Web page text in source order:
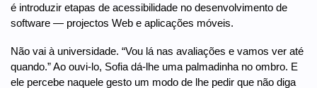
é introduzir etapas de acessibilidade no desenvolvimento de
software — projectos Web e aplicações móveis.
Não vai à universidade. “Vou lá nas avaliações e vamos ver até
quando.” Ao ouvi-lo, Sofia dá-lhe uma palmadinha no ombro. E
ele percebe naquele gesto um modo de lhe pedir que não diga